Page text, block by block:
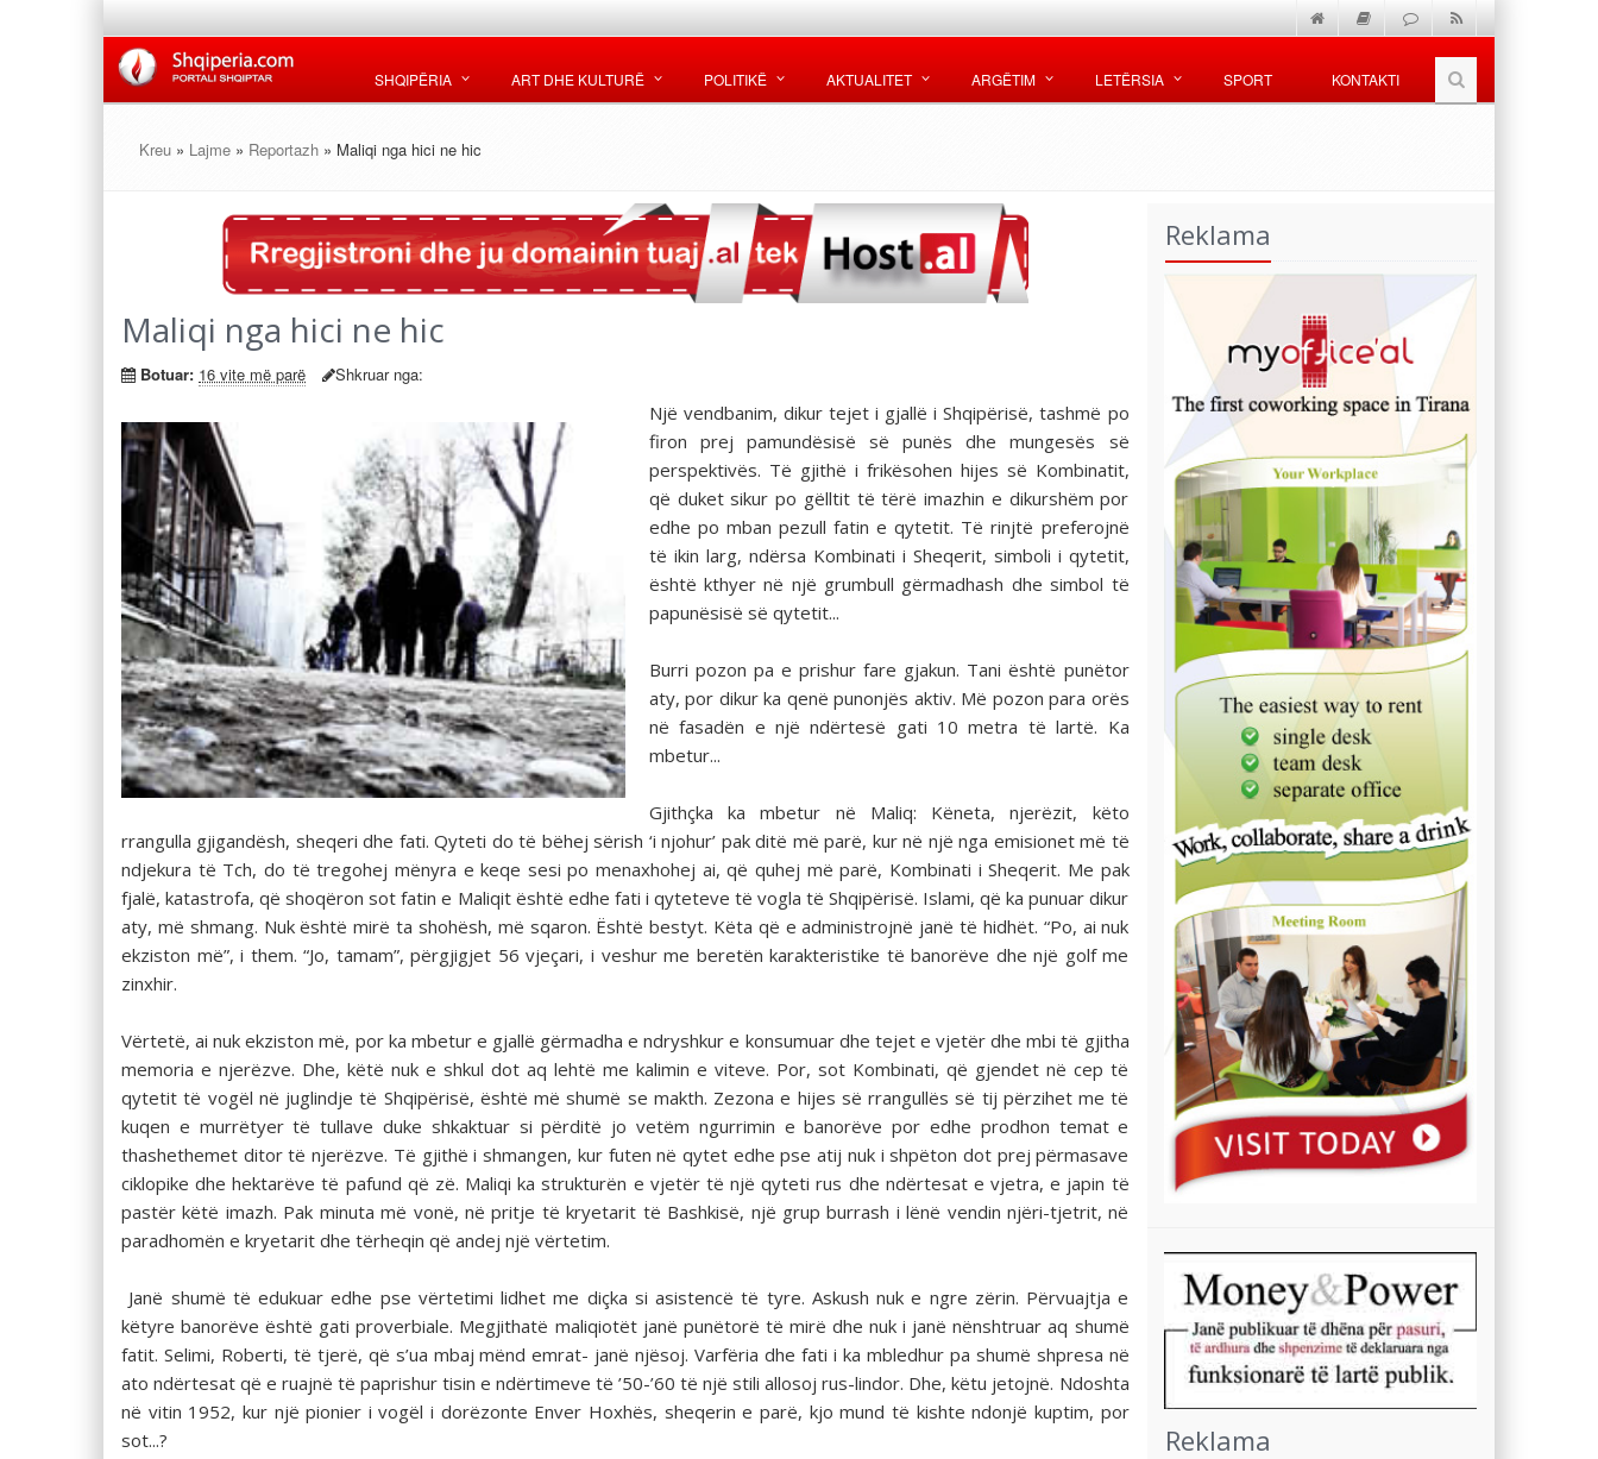
SHQIPËRIA ART DHE KULTURË POLITIKË AKTUALITET ARGËTIM LETËRSIA SPORT KONTAKTI
Kreu » Lajme » Reportazh » Maliqi nga hici ne hic
Maliqi nga hici ne hic
Botuar: 16 vite më parë Shkruar nga:
Një vendbanim, dikur tejet i gjallë i Shqipërisë, tashmë po
firon prej pamundësisë së punës dhe mungesës së
perspektivës. Të gjithë i frikësohen hijes së Kombinatit,
që duket sikur po gëlltit të tërë imazhin e dikurshëm por
edhe po mban pezull fatin e qytetit. Të rinjtë preferojnë
të ikin larg, ndërsa Kombinati i Sheqerit, simboli i qytetit,
është kthyer në një grumbull gërmadhash dhe simbol të
papunësisë së qytetit...
Burri pozon pa e prishur fare gjakun. Tani është punëtor
aty, por dikur ka qenë punonjës aktiv. Më pozon para orës
në fasadën e një ndërtesë gati 10 metra të lartë. Ka
mbetur...
Gjithçka ka mbetur në Maliq: Këneta, njerëzit, këto
rrangulla gjigandësh, sheqeri dhe fati. Qyteti do të bëhej sërish ‘i njohur’ pak ditë më parë, kur në një nga emisionet më të
ndjekura të Tch, do të tregohej mënyra e keqe sesi po menaxhohej ai, që quhej më parë, Kombinati i Sheqerit. Me pak
fjalë, katastrofa, që shoqëron sot fatin e Maliqit është edhe fati i qyteteve të vogla të Shqipërisë. Islami, që ka punuar dikur
aty, më shmang. Nuk është mirë ta shohësh, më sqaron. Është bestyt. Këta që e administrojnë janë të hidhët. “Po, ai nuk
ekziston më”, i them. “Jo, tamam”, përgjigjet 56 vjeçari, i veshur me beretën karakteristike të banorëve dhe një golf me
zinxhir.
Vërtetë, ai nuk ekziston më, por ka mbetur e gjallë gërmadha e ndryshkur e konsumuar dhe tejet e vjetër dhe mbi të gjitha
memoria e njerëzve. Dhe, këtë nuk e shkul dot aq lehtë me kalimin e viteve. Por, sot Kombinati, që gjendet në cep të
qytetit të vogël në juglindje të Shqipërisë, është më shumë se makth. Zezona e hijes së rrangullës së tij përzihet me të
kuqen e murrëtyer të tullave duke shkaktuar si përditë jo vetëm ngurrimin e banorëve por edhe prodhon temat e
thashethemet ditor të njerëzve. Të gjithë i shmangen, kur futen në qytet edhe pse atij nuk i shpëton dot prej përmasave
ciklopike dhe hektarëve të pafund që zë. Maliqi ka strukturën e vjetër të një qyteti rus dhe ndërtesat e vjetra, e japin të
pastër këtë imazh. Pak minuta më vonë, në pritje të kryetarit të Bashkisë, një grup burrash i lënë vendin njëri-tjetrit, në
paradhomën e kryetarit dhe tërheqin që andej një vërtetim.
Janë shumë të edukuar edhe pse vërtetimi lidhet me diçka si asistencë të tyre. Askush nuk e ngre zërin. Përvuajtja e
këtyre banorëve është gati proverbiale. Megjithatë maliqiotët janë punëtorë të mirë dhe nuk i janë nënshtruar aq shumë
fatit. Selimi, Roberti, të tjerë, që s’ua mbaj mënd emrat- janë njësoj. Varfëria dhe fati i ka mbledhur pa shumë shpresa në
ato ndërtesat që e ruajnë të paprishur tisin e ndërtimeve të ’50-’60 të një stili allosoj rus-lindor. Dhe, këtu jetojnë. Ndoshta
në vitin 1952, kur një pionier i vogël i dorëzonte Enver Hoxhës, sheqerin e parë, kjo mund të kishte ndonjë kuptim, por
sot...?
Reklama
Reklama